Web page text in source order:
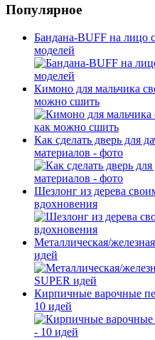
Популярное
Бандана-BUFF на лицо
моделей
Кимоно для мальчика
можно сшить
Как сделать дверь для
материалов - фото
Шезлонг из дерева
вдохновения
Металлическая/
идей
Кирпичные варочные
10 идей